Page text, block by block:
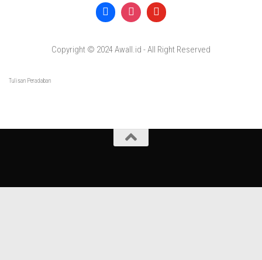
Copyright © 2024 Awall.id - All Right Reserved
Tulisan Peradaban